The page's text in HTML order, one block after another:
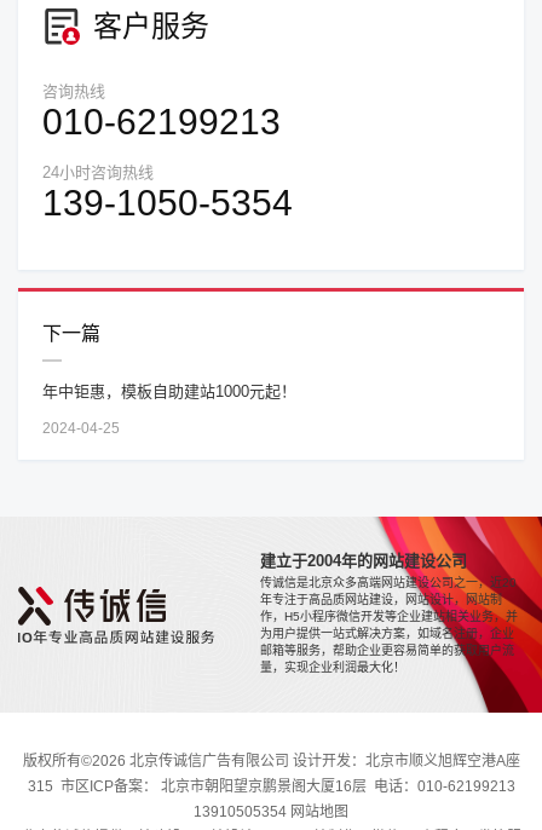
客户服务
咨询热线
010-62199213
24小时咨询热线
139-1050-5354
下一篇
年中钜惠，模板自助建站1000元起！
2024-04-25
建立于2004年的网站建设公司
传诚信是北京众多高端网站建设公司之一，近20
年专注于高品质网站建设，网站设计，网站制
作，H5小程序微信开发等企业建站相关业务，并
为用户提供一站式解决方案，如域名注册，企业
邮箱等服务，帮助企业更容易简单的获取用户流
量，实现企业利润最大化！
版权所有©2026 北京传诚信广告有限公司 设计开发：北京市顺义旭辉空港A座
315 市区ICP备案： 北京市朝阳望京鹏景阁大厦16层 电话：010-62199213
13910505354 网站地图